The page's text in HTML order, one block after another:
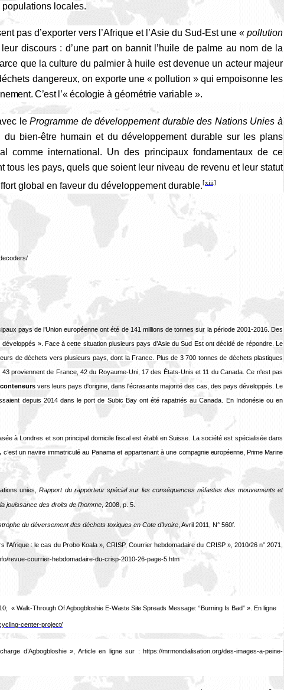
locales.
pas d’exporter vers l’Afrique et l’Asie du Sud-Est une « pollution
discours : d’une part on bannit l’huile de palme au nom de la
que la culture du palmier à huile est devenue un acteur majeur
dangereux, on exporte une « pollution » qui empoisonne les
C’est l’« écologie à géométrie variable ».
leProgramme de développement durable des Nations Unies à
bien-être humain et du développement durable sur les plans
comme international. Un des principaux fondamentaux de ce
tous les pays, quels que soient leur niveau de revenu et leur statut
global en faveur du développement durable.[xiii]
pays de l’Union européenne ont été de 141 millions de tonnes sur la période 2001-2016. Des
». Face à cette situation plusieurs pays d’Asie du Sud Est ont décidé de répondre. Le
de déchets vers plusieurs pays, dont la France. Plus de 3 700 tonnes de déchets plastiques
proviennent de France, 42 du Royaume-Uni, 17 des États-Unis et 11 du Canada. Ce n'est pas
vers leurs pays d'origine, dans l'écrasante majorité des cas, des pays développés. Le
depuis 2014 dans le port de Subic Bay ont été rapatriés au Canada. En Indonésie ou en
à Londres et son principal domicile fiscal est établi en Suisse. La société est spécialisée dans
, c’est un navire immatriculé au Panama et appartenant à une compagnie européenne, Prime Marine
unies,Rapport du rapporteur spécial sur les conséquences néfastes des mouvements et
jouissance des droits de l’homme , 2008, p. 5.
du déversement des déchets toxiques en Cote d’Ivoire , Avril 2011, N° 560f.
: le cas du Probo Koala », CRISP, Courrier hebdomadaire du CRISP », 2010/26 n° 2071,
revue-courrier-hebdomadaire-du-crisp-2010-26-page-5.htm
« Walk-Through Of Agbogbloshie E-Waste Site Spreads Message: “Burning Is Bad” ». En ligne
center-project/
d’Agbogbloshie », Article en ligne sur : https://mrmondialisation.org/des-images-a-peine-